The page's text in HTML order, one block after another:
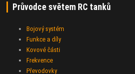
Průvodce světem RC tanků
Bojový systém
Funkce a díly
Kovové části
Frekvence
Převodovky